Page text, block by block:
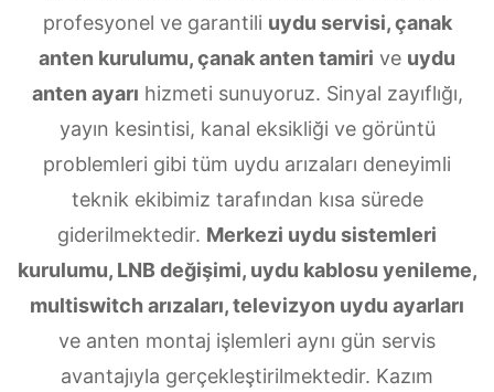
profesyonel ve garantili uydu servisi, çanak
anten kurulumu, çanak anten tamiri ve uydu
anten ayarı hizmeti sunuyoruz. Sinyal zayıflığı,
yayın kesintisi, kanal eksikliği ve görüntü
problemleri gibi tüm uydu arızaları deneyimli
teknik ekibimiz tarafından kısa sürede
giderilmektedir. Merkezi uydu sistemleri
kurulumu, LNB değişimi, uydu kablosu yenileme,
multiswitch arızaları, televizyon uydu ayarları
ve anten montaj işlemleri aynı gün servis
avantajıyla gerçekleştirilmektedir. Kazım